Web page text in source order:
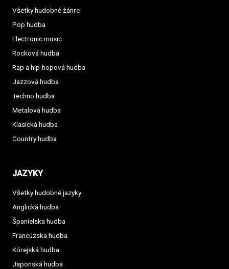
Všetky hudobné žánre
Pop hudba
Electronic music
Rocková hudba
Rap a hip-hopová hudba
Jazzová hudba
Techno hudba
Metalová hudba
Klasická hudba
Country hudba
JAZYKY
Všetky hudobné jazyky
Anglická hudba
Španielska hudba
Francúzska hudba
Kórejská hudba
Japonská hudba